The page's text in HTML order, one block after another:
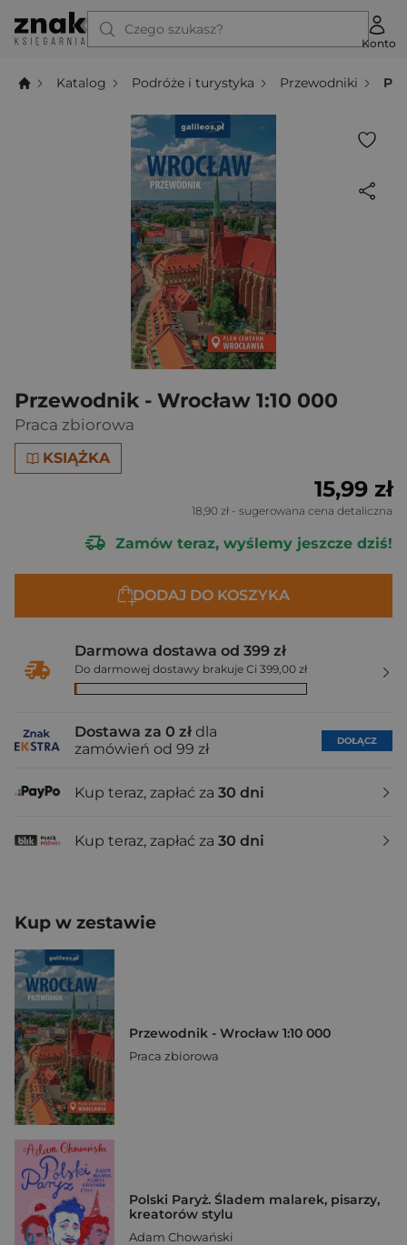
Czego szukasz?
Konto
Katalog Podróże i turystyka Przewodniki
Przewodnik - Wrocław 1:10 000
Praca zbiorowa
KSIĄŻKA
15,99 zł
18,90 zł - sugerowana cena detaliczna
Zamów teraz, wyślemy jeszcze dziś!
DODAJ DO KOSZYKA
Darmowa dostawa od 399 zł
Do darmowej dostawy brakuje Ci 399,00 zł
Dostawa za 0 zł dla
zamówień od 99 zł
DOŁĄCZ
Kup teraz, zapłać za 30 dni
Kup teraz, zapłać za 30 dni
Kup w zestawie
Przewodnik - Wrocław 1:10 000
Praca zbiorowa
Polski Paryż. Śladem malarek, pisarzy,
kreatorów stylu
Adam Chowański